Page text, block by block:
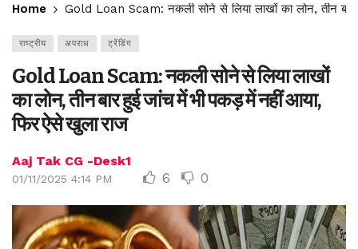
Home Gold Loan Scam: नकली सोने से लिया लाखों का लोन, तीन
राष्ट्रीय अपराध ट्रेंडिंग
Gold Loan Scam: नकली सोने से लिया लाखों
का लोन, तीन बार हुई जांच में भी पकड़ में नहीं आया,
फिर ऐसे खुला राज
Aaj Tak CG -Desk1
01/11/2025 4:14 PM 6 0